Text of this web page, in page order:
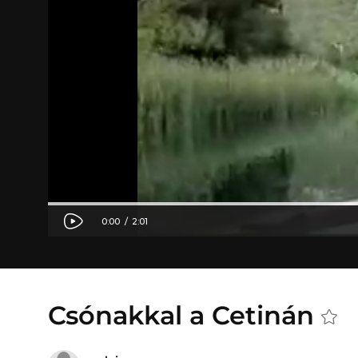
Csónakkal a Cetinán